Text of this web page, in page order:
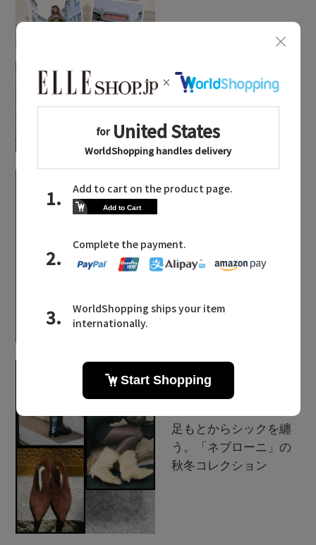
【エディターズ・エッセンシャル】
Stay inthe Loop
ELLE SHOP 公式アプリ
秋の始まりは「ティッ
狙い撃ち！
「ポロ ラルフ ローレ
ン」で更新するプレッ
ピー・スタイル
足もとからシックを纏
う。「ネブローニ」の
秋冬コレクション